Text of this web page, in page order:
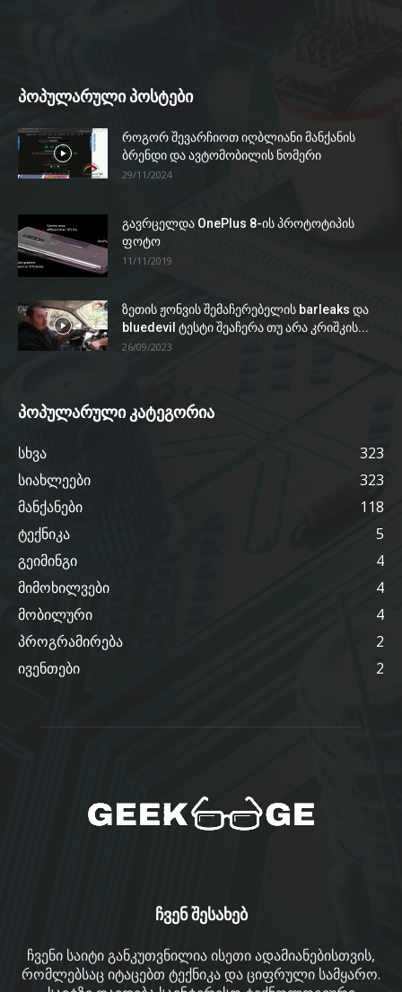
პოპულარული პოსტები
როგორ შევარჩიოთ იღბლიანი მანქანის
ბრენდი და ავტომობილის ნომერი
29/11/2024
გავრცელდა OnePlus 8-ის პროტოტიპის
ფოტო
11/11/2019
ზეთის ჟონვის შემაჩერებელის barleaks და
bluedevil ტესტი შეაჩერა თუ არა კრიშკის...
26/09/2023
პოპულარული კატეგორია
სხვა
323
სიახლეები
323
მანქანები
118
ტექნიკა
5
გეიმინგი
4
მიმოხილვები
4
მობილური
4
პროგრამირება
2
ივენთები
2
ჩვენ შესახებ
ჩვენი საიტი განკუთვნილია ისეთი ადამიანებისთვის,
რომლებსაც იტაცებთ ტექნიკა და ციფრული სამყარო.